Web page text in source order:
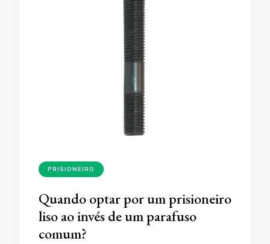
PRISIONEIRO
Quando optar por um prisioneiro
liso ao invés de um parafuso
comum?